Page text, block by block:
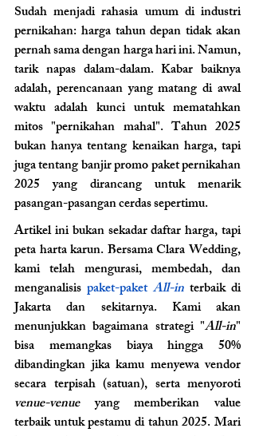
Sudah menjadi rahasia umum di industri
pernikahan: harga tahun depan tidak akan
pernah sama dengan harga hari ini. Namun,
tarik napas dalam-dalam. Kabar baiknya
adalah, perencanaan yang matang di awal
waktu adalah kunci untuk mematahkan
mitos "pernikahan mahal". Tahun 2025
bukan hanya tentang kenaikan harga, tapi
juga tentang banjir promo paket pernikahan
2025 yang dirancang untuk menarik
pasangan-pasangan cerdas sepertimu.
Artikel ini bukan sekadar daftar harga, tapi
peta harta karun. Bersama Clara Wedding,
kami telah mengurasi, membedah, dan
menganalisis paket-paket All-in terbaik di
Jakarta dan sekitarnya. Kami akan
menunjukkan bagaimana strategi "All-in"
bisa memangkas biaya hingga 50%
dibandingkan jika kamu menyewa vendor
secara terpisah (satuan), serta menyoroti
venue-venue yang memberikan value
terbaik untuk pestamu di tahun 2025. Mari